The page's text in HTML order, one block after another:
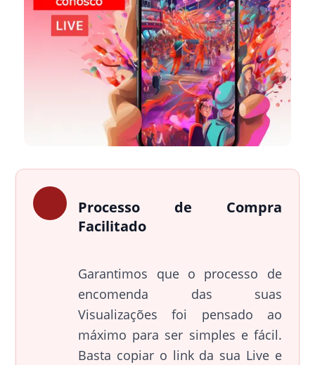
Processo de Compra
Facilitado
Garantimos que o processo de
encomenda das suas
Visualizações foi pensado ao
máximo para ser simples e fácil.
Basta copiar o link da sua Live e